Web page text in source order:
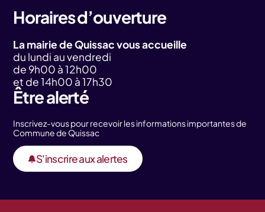
Horaires d’ouverture
La mairie de Quissac vous accueille
du lundi au vendredi
de 9h00 à 12h00
et de 14h00 à 17h30
Être alerté
Inscrivez-vous pour recevoir les informations importantes de
Commune de Quissac
S'inscrire aux alertes